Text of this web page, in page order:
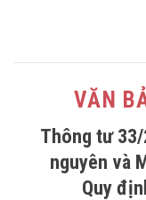
VĂN
Thông tư 33/
nguyên và
Quy